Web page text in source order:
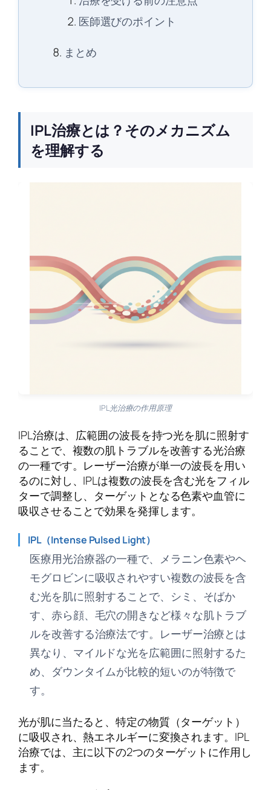
医師選びのポイント
まとめ
IPL治療とは？そのメカニズム
を理解する
IPL光治療の作用原理
IPL治療は、広範囲の波長を持つ光を肌に照射す
ることで、複数の肌トラブルを改善する光治療
の一種です。レーザー治療が単一の波長を用い
るのに対し、IPLは複数の波長を含む光をフィル
ターで調整し、ターゲットとなる色素や血管に
吸収させることで効果を発揮します。
IPL（Intense Pulsed Light）
医療用光治療器の一種で、メラニン色素やヘ
モグロビンに吸収されやすい複数の波長を含
む光を肌に照射することで、シミ、そばか
す、赤ら顔、毛穴の開きなど様々な肌トラブ
ルを改善する治療法です。レーザー治療とは
異なり、マイルドな光を広範囲に照射するた
め、ダウンタイムが比較的短いのが特徴で
す。
光が肌に当たると、特定の物質（ターゲット）
に吸収され、熱エネルギーに変換されます。IPL
治療では、主に以下の2つのターゲットに作用し
ます。